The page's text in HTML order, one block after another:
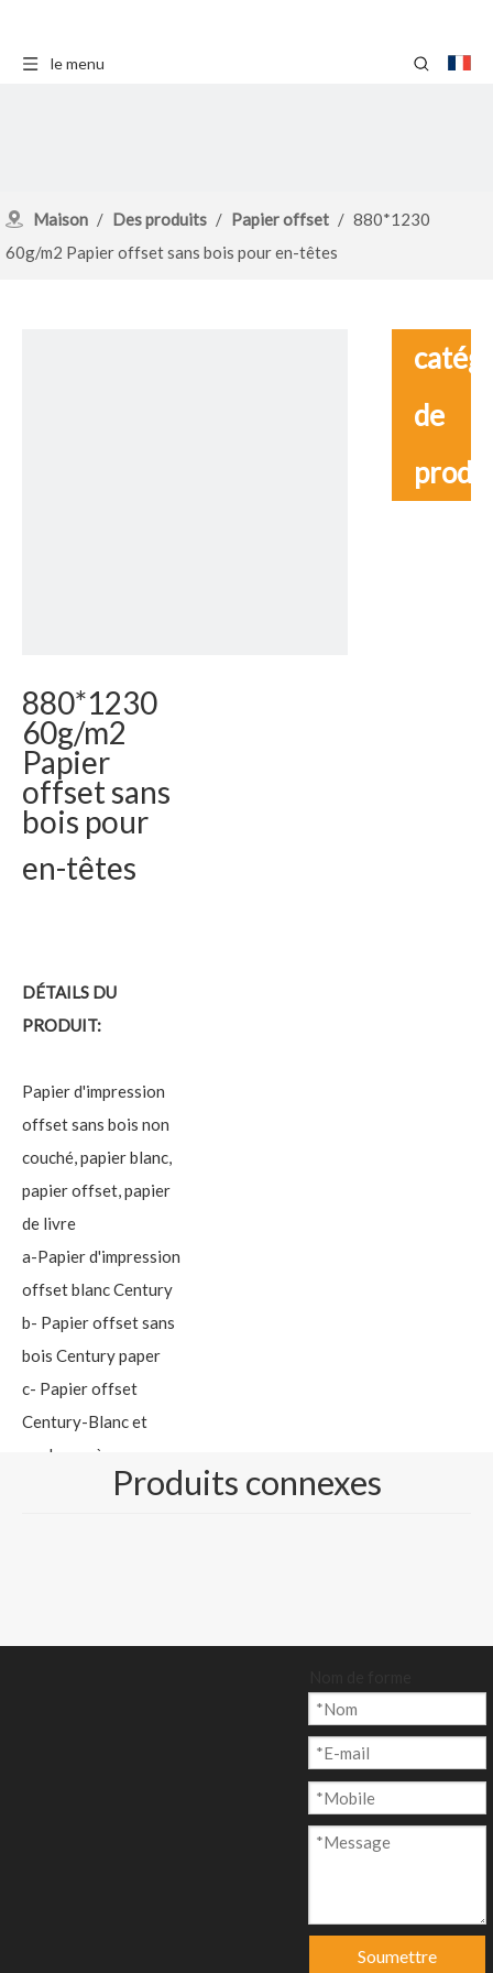
le menu
Maison / Des produits / Papier offset / 880*1230
60g/m2 Papier offset sans bois pour en-têtes
880*1230
60g/m2
Papier
offset sans
bois pour
en-têtes
DÉTAILS DU
PRODUIT:
Papier d'impression
offset sans bois non
couché, papier blanc,
papier offset, papier
de livre
a-Papier d'impression
offset blanc Century
b- Papier offset sans
bois Century paper
c- Papier offset
Century-Blanc et
couleur crème
de
Produits connexes
Soumettre